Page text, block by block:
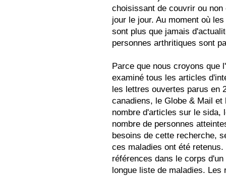
choisissant de couvrir ou
jour le jour. Au moment où
sont plus que jamais
personnes arthritiques sont
Parce que nous croyons que
examiné tous les articles
les lettres ouvertes parus en
canadiens, le Globe & Mail
nombre d'articles sur le sida,
nombre de personnes
besoins de cette recherche,
ces maladies ont été
références dans le corps
longue liste de maladies.